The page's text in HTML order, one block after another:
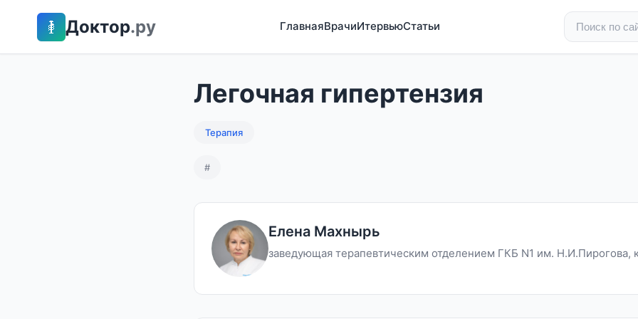
Доктор.ру ГлавнаяВрачиИтервьюСтатьи
Легочная гипертензия
Терапия
#
Елена Махнырь
заведующая терапевтическим отделением ГКБ N1 им. Н.И.Пирогова,